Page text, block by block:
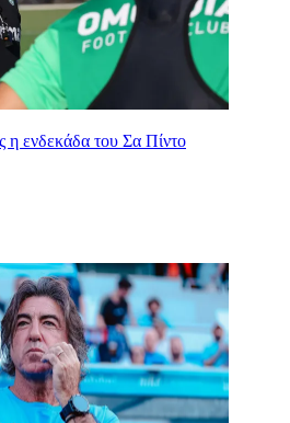
η ενδεκάδα του Σα Πίντο